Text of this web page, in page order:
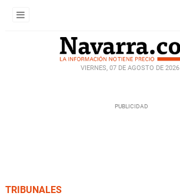
VIERNES, 07 DE AGOSTO DE 2026
TRIBUNALES